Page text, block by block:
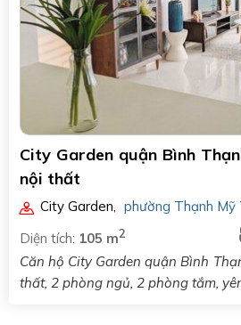
City Garden quận Bình
nội thất
City Garden
phường Thạnh Mỹ
Diện tích: 105 m2
Căn hộ City Garden quận Bình
thất, 2 phòng ngủ, 2 phòng tắm,